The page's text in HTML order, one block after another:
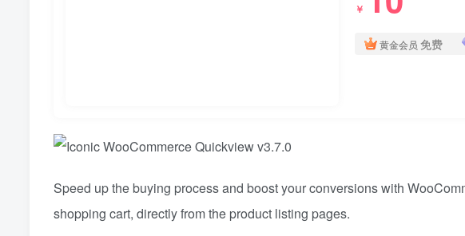
￥
黄金会员 免费
Speed up the buying process and boost your conversions with
shopping cart, directly from the product listing pages.